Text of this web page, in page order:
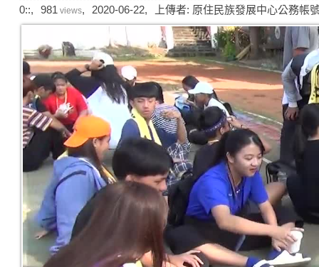
0::, 981 views, 2020-06-22, 上傳者: 原住民族發展中心公務帳